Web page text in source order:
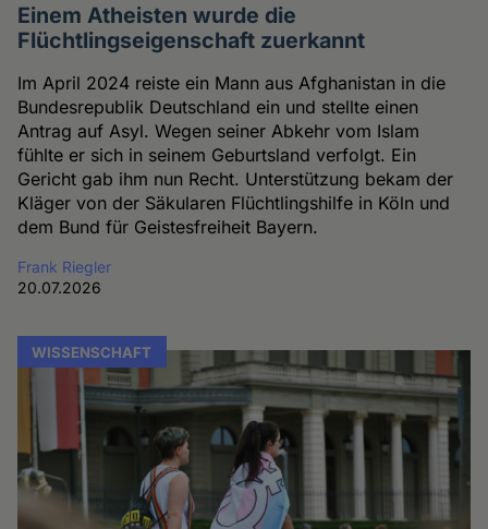
Einem Atheisten wurde die
Flüchtlingseigenschaft zuerkannt
Im April 2024 reiste ein Mann aus Afghanistan in die
Bundesrepublik Deutschland ein und stellte einen
Antrag auf Asyl. Wegen seiner Abkehr vom Islam
fühlte er sich in seinem Geburtsland verfolgt. Ein
Gericht gab ihm nun Recht. Unterstützung bekam der
Kläger von der Säkularen Flüchtlingshilfe in Köln und
dem Bund für Geistesfreiheit Bayern.
Frank Riegler
20.07.2026
WISSENSCHAFT